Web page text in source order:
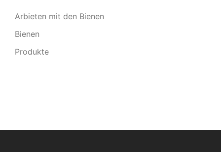
Arbieten mit den Bienen
Bienen
Produkte